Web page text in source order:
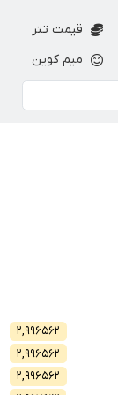
قیمت تتر
میم کوین
۲,۹۹۶۵۶۲
۲,۹۹۶۵۶۲
۲,۹۹۶۵۶۲